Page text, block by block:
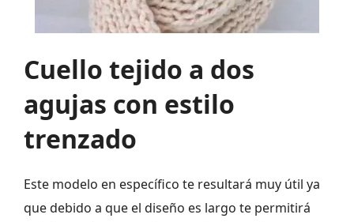
Cuello tejido a dos
agujas con estilo
trenzado
Este modelo en específico te resultará muy útil ya
que debido a que el diseño es largo te permitirá